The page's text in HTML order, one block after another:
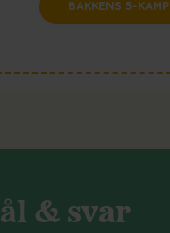
BAKKENS 5-KAMP
& svar